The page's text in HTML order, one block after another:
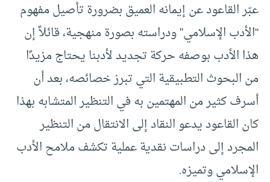
عبّر القاعود عن إيمانه العميق بضرورة تأصيل مفهوم
“الأدب الإسلامي” ودراسته بصورة منهجية، قائلاً إن
هذا الأدب بوصفه حركة تجديد لأدبنا يحتاج مزيدًا
من البحوث التطبيقية التي تبرز خصائصه، بعد أن
أسرف كثير من المهتمين به في التنظير المتشابه بهذا
كان القاعود يدعو النقاد إلى الانتقال من التنظير
المجرد إلى دراسات نقدية عملية تكشف ملامح الأدب
الإسلامي وتميزه.